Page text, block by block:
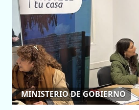
MINISTERIO DE GOBIERNO